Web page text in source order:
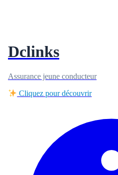
Dclinks
Assurance jeune conducteur
Cliquez pour découvrir